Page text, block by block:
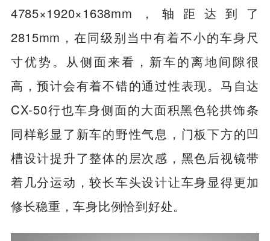
4785×1920×1638mm，轴距达到了
2815mm，在同级别当中有着不小的车身尺
寸优势。从侧面来看，新车的离地间隙很
高，预计会有着不错的通过性表现。马自达
CX-50行也车身侧面的大面积黑色轮拱饰条
同样彰显了新车的野性气息，门板下方的凹
槽设计提升了整体的层次感，黑色后视镜带
着几分运动，较长车头设计让车身显得更加
修长稳重，车身比例恰到好处。